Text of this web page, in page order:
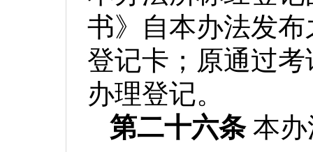
书》自本办法发
登记卡；原通过
办理登记。
第二十六条 本